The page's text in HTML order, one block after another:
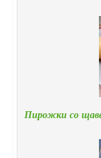
Пирожки со